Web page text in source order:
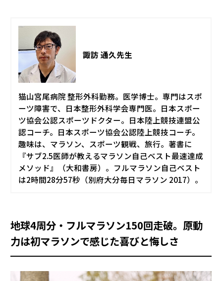
諏訪 通久先生
猫山宮尾病院 整形外科勤務。医学博士。専門はスポ
ーツ障害で、日本整形外科学会専門医。日本スポー
ツ協会公認スポーツドクター。日本陸上競技連盟公
認コーチ。日本スポーツ協会公認陸上競技コーチ。
趣味は、マラソン、スポーツ観戦、旅行。著書に
『サブ2.5医師が教えるマラソン自己ベスト最速達成
メソッド』（大和書房）。フルマラソン自己ベスト
は2時間28分57秒（別府大分毎日マラソン 2017）。
地球4周分・フルマラソン150回走破。原動
力は初マラソンで感じた喜びと悔しさ